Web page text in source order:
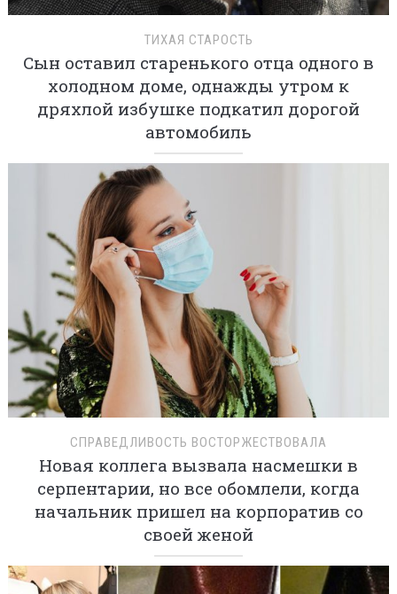
ТИХАЯ СТАРОСТЬ
Сын оставил старенького отца одного в
холодном доме, однажды утром к
дряхлой избушке подкатил дорогой
автомобиль
СПРАВЕДЛИВОСТЬ ВОСТОРЖЕСТВОВАЛА
Новая коллега вызвала насмешки в
серпентарии, но все обомлели, когда
начальник пришел на корпоратив со
своей женой